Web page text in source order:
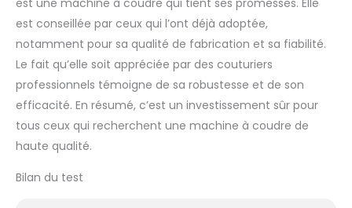
est une machine à coudre qui tient ses promesses. Elle
est conseillée par ceux qui l’ont déjà adoptée,
notamment pour sa qualité de fabrication et sa fiabilité.
Le fait qu’elle soit appréciée par des couturiers
professionnels témoigne de sa robustesse et de son
efficacité. En résumé, c’est un investissement sûr pour
tous ceux qui recherchent une machine à coudre de
haute qualité.
Bilan du test